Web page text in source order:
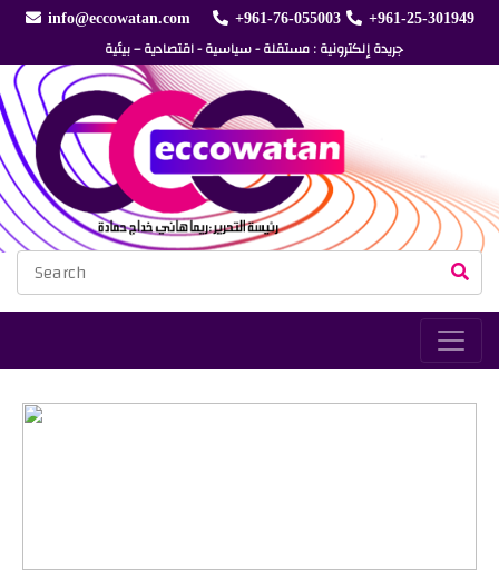
info@eccowatan.com +961-76-055003 +961-25-301949
جريدة إلكترونية : مستقلة - سياسية - اقتصادية – بيئية